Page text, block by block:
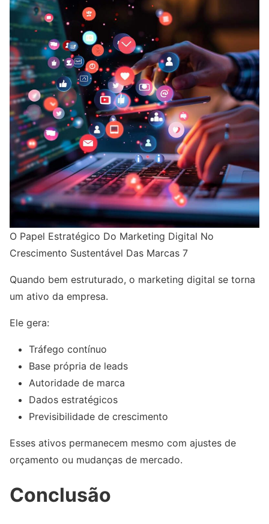
O Papel Estratégico Do Marketing Digital No
Crescimento Sustentável Das Marcas 7
Quando bem estruturado, o marketing digital se torna
um ativo da empresa.
Ele gera:
Tráfego contínuo
Base própria de leads
Autoridade de marca
Dados estratégicos
Previsibilidade de crescimento
Esses ativos permanecem mesmo com ajustes de
orçamento ou mudanças de mercado.
Conclusão